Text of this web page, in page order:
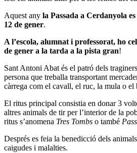
Aquest any la Passada a Cerdanyola
12 de gener.
A l’escola, alumnat i professorat, ho
de gener a la tarda a la pista gran!
Sant Antoni Abat és el patró dels
persona que treballa transportant
càrrega com el cavall, el ruc, la mula o el
El ritus principal consistia en donar 3
altres animals de tir per l’interior de la
ritus s’anomena Tres Tombs o també
Després es feia la benedicció dels
caigudes i malalties.